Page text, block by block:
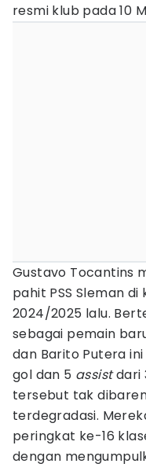
resmi klub pada 10
Gustavo Tocantins
pahit PSS Sleman
2024/2025 lalu.
sebagai pemain
dan Barito Putera
gol dan 5 assistdari
tersebut tak
terdegradasi.
peringkat ke-16
dengan